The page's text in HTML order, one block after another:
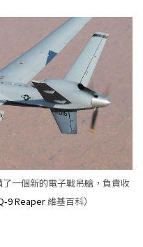
一個新的電子戰吊艙，負責收
9 Reaper維基百科）